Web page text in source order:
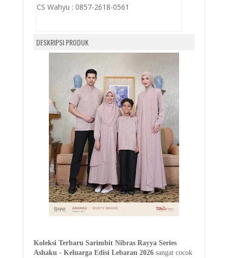
CS Wahyu : 0857-2618-0561
DESKRIPSI PRODUK
Koleksi Terbaru Sarimbit Nibras Rayya Series
Ashaku - Keluarga Edisi Lebaran 2026 sangat cocok